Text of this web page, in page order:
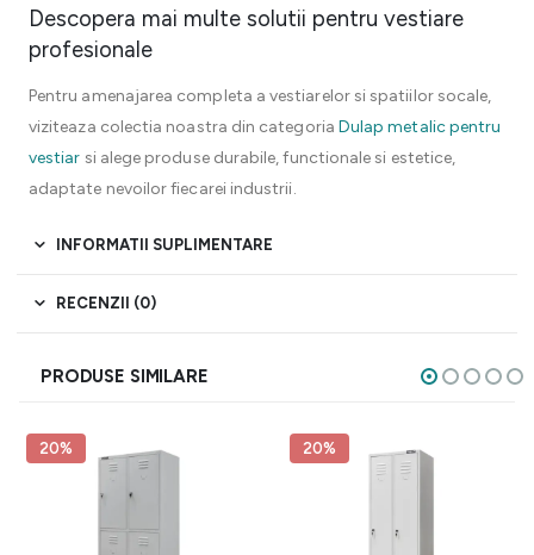
Descopera mai multe solutii pentru vestiare
profesionale
Pentru amenajarea completa a vestiarelor si spatiilor socale,
viziteaza colectia noastra din categoria Dulap metalic pentru
vestiar si alege produse durabile, functionale si estetice,
adaptate nevoilor fiecarei industrii.
INFORMATII SUPLIMENTARE
RECENZII (0)
PRODUSE SIMILARE
20% 20%